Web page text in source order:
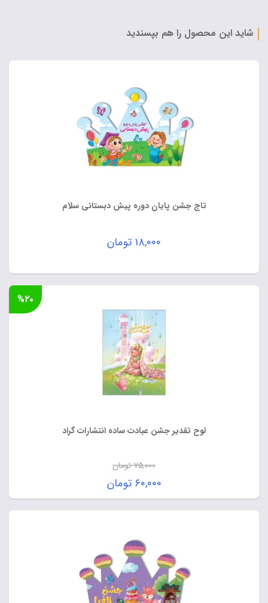
بود.
۷۰,۰۰۰ تومان.شاید این محصول را هم بپسندید
تاج جشن پایان دوره پیش دبستانی سلام
۱۸,۰۰۰ تومان
لوح تقدیر جشن عبادت ساده انتشارات گراد
۷۵,۰۰۰تومان
قیمت
اصلی:
۷۵,۰۰۰ تومان
۶۰,۰۰۰ تومان
قیمت
فعلی:
%۲۰